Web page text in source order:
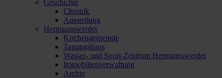
Geschichte
Chronik
Ausstellung
Hermannswerder
Kirchengemeinde
Tagungshaus
Wasser- und Sport-Zentrum Hermannswerder
Immobilienverwaltung
Archiv